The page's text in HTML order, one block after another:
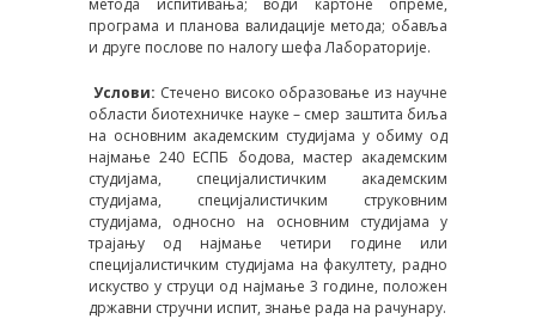
метода испитивања; води картоне опреме,
програма и планова валидације метода; обавља
и друге послове по налогу шефа Лабораторије.
Услови: Стечено високо образовање из научне
области биотехничке науке – смер заштита биља
на основним академским студијама у обиму од
најмање 240 ЕСПБ бодова, мастер академским
студијама, специјалистичким академским
студијама, специјалистичким струковним
студијама, односно на основним студијама у
трајању од најмање четири године или
специјалистичким студијама на факултету, радно
искуство у струци од најмање 3 године, положен
државни стручни испит, знање рада на рачунару.